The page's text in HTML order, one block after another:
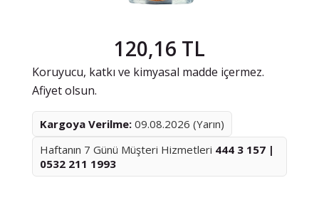
120,16 TL
Koruyucu, katkı ve kimyasal madde içermez.
Afiyet olsun.
Kargoya Verilme: 09.08.2026 (Yarın)
Haftanın 7 Günü Müşteri Hizmetleri 444 3 157 |
0532 211 1993